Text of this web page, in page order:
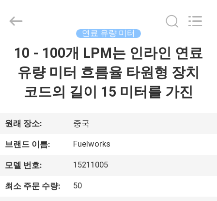
비
디
오
2015
Machinery
연료 유량 미터
10 - 100개 LPM는 인라인 연료
유량 미터 흐름율 타원형 장치
코드의 길이 15 미터를 가진
원래 장소: 중국
브랜드 이름: Fuelworks
모델 번호: 15211005
최소 주문 수량: 50